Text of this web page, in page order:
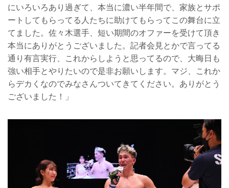
にいろいろあり過ぎて、本当に濃い半年間で、家族とサポ
ートしてもらってる人たちに助けてもらってこの舞台に立
てました。佐々木選手、短い期間のオファーを受けて頂き
本当にありがとうございました。記者会見とかで言ってる
通り有言実行、これからしようと思ってるので、大晦日も
強い相手とやりたいので是非お願いします。マジ、これか
らデカくなのでみなさんついてきてください。ありがとう
ございました！」